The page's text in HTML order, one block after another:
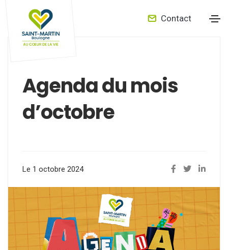
Contact
Agenda du mois
d’octobre
Le 1 octobre 2024